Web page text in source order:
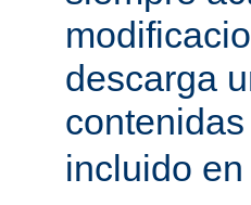
descarga
incluido